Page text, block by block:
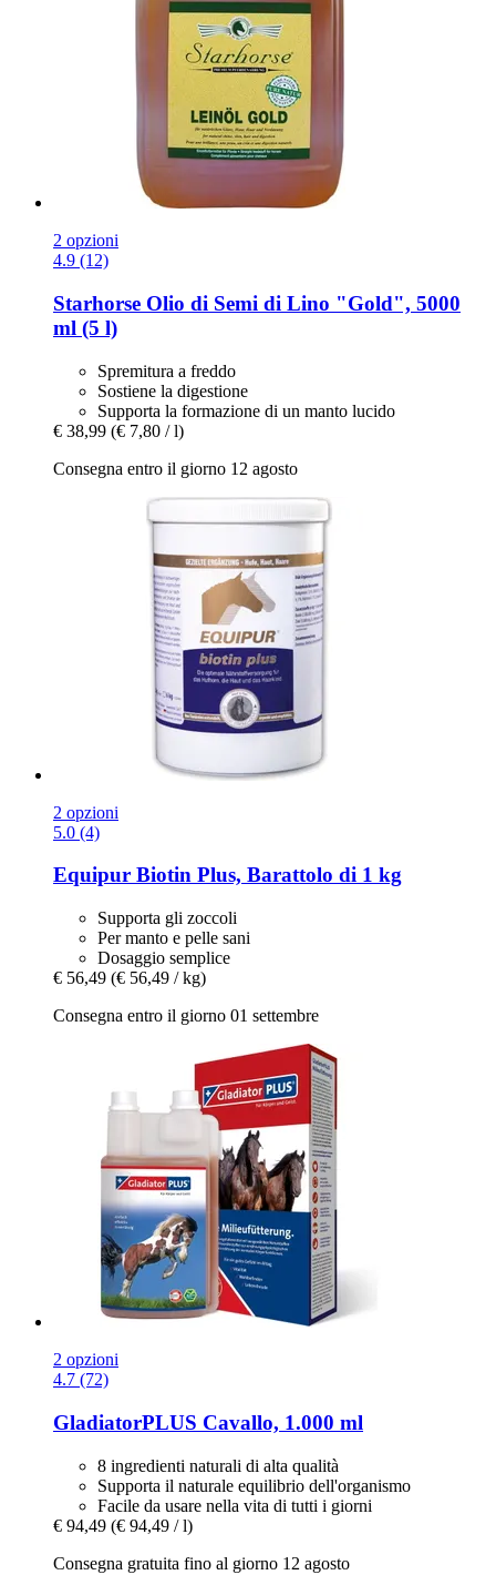
2 opzioni
4.9 (12)
Starhorse Olio di Semi di Lino "Gold", 5000
ml (5 l)
Spremitura a freddo
Sostiene la digestione
Supporta la formazione di un manto lucido
€ 38,99 (€ 7,80 / l)
Consegna entro il giorno 12 agosto
2 opzioni
5.0 (4)
Equipur Biotin Plus, Barattolo di 1 kg
Supporta gli zoccoli
Per manto e pelle sani
Dosaggio semplice
€ 56,49 (€ 56,49 / kg)
Consegna entro il giorno 01 settembre
2 opzioni
4.7 (72)
GladiatorPLUS Cavallo, 1.000 ml
8 ingredienti naturali di alta qualità
Supporta il naturale equilibrio dell'organismo
Facile da usare nella vita di tutti i giorni
€ 94,49 (€ 94,49 / l)
Consegna gratuita fino al giorno 12 agosto